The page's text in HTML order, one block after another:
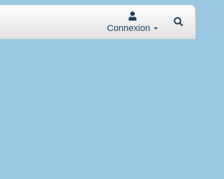
Connexion